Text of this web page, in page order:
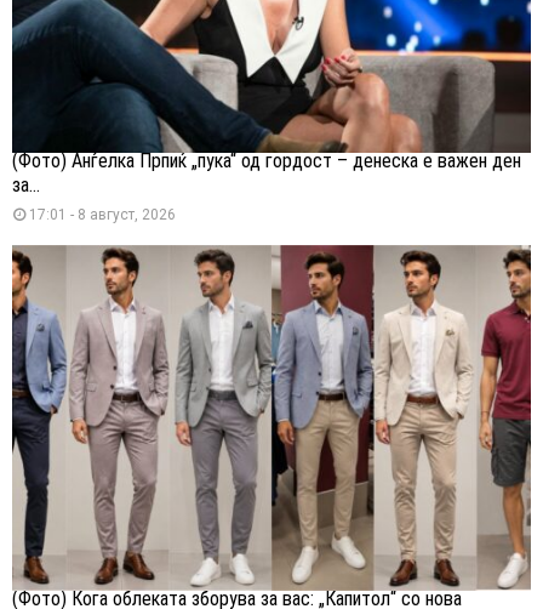
(Фото) Анѓелка Прпиќ „пука“ од гордост – денеска е важен ден
за...
17:01 - 8 август, 2026
(Фото) Кога облеката зборува за вас: „Капитол“ со нова